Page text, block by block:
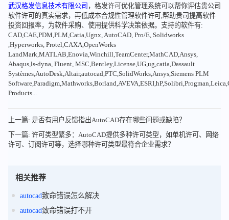
武汉格发信息技术有限公司 ，格发许可优化管理系统可以帮你评估贵公司
软件许可的真实需求，再低成本合规性管理软件许可,帮助贵司提高软件
投资回报率，为软件采购、使用提供科学决策依据。支持的软件有:
CAD,CAE,PDM,PLM,Catia,Ugnx, AutoCAD, Pro/E, Solidworks
,Hyperworks, Protel,CAXA,OpenWorks
LandMark,MATLAB,Enovia,Winchill,TeamCenter,MathCAD,Ansys,
Abaqus,ls-dyna, Fluent, MSC,Bentley,License,UG,ug,catia,Dassault
Systèmes,AutoDesk,Altair,autocad,PTC,SolidWorks,Ansys,Siemens PLM
Products...
上一篇: 是否有用户反馈指出AutoCAD存在哪些问题或缺陷？
下一篇: 许可类型繁多：AutoCAD提供多种许可类型，如单机许可、网络
许可、订阅许可等，选择哪种许可类型最符合企业需求？
相关推荐
autocad致命错误怎么解决
autocad致命错误打不开